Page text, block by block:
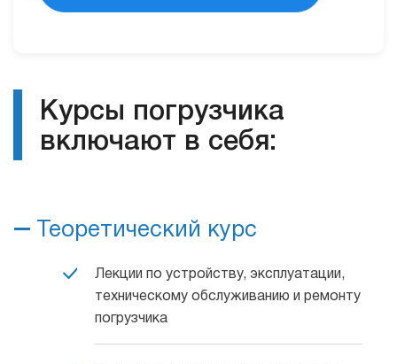
Курсы погрузчика
включают в себя:
Теоретический курс
Лекции по устройству, эксплуатации,
техническому обслуживанию и ремонту
погрузчика